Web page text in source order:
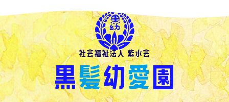
社会福祉法人 紫水会
黒髪幼愛園